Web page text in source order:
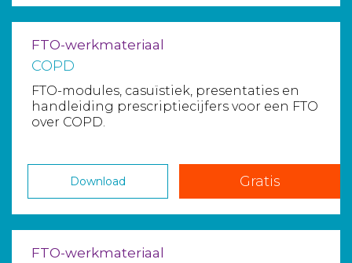
FTO-werkmateriaal
COPD
FTO-modules, casuïstiek, presentaties en
handleiding prescriptiecijfers voor een FTO
over COPD.
Download Gratis
FTO-werkmateriaal